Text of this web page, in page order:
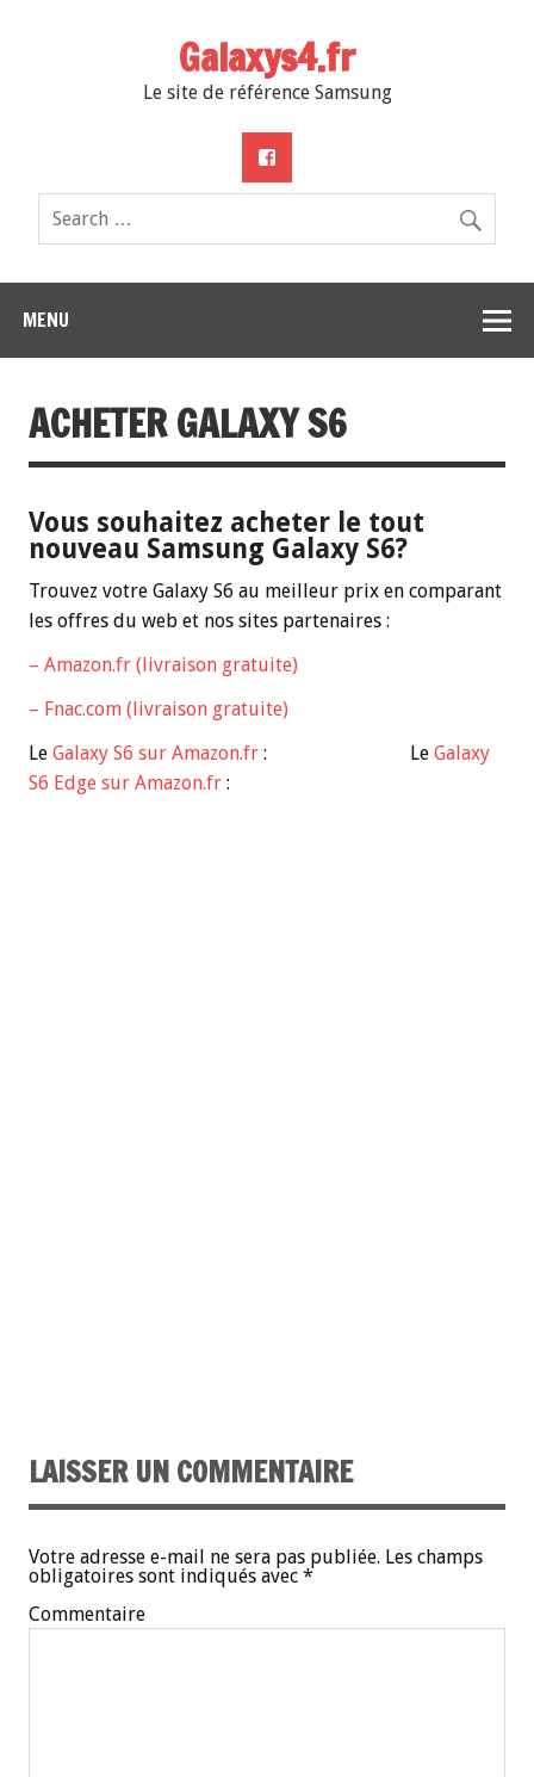
Galaxys4.fr
Le site de référence Samsung
MENU
ACHETER GALAXY S6
Vous souhaitez acheter le tout
nouveau Samsung Galaxy S6?
Trouvez votre Galaxy S6 au meilleur prix en comparant
les offres du web et nos sites partenaires :
– Amazon.fr (livraison gratuite)
– Fnac.com (livraison gratuite)
Le Galaxy S6 sur Amazon.fr : Le Galaxy
S6 Edge sur Amazon.fr :
LAISSER UN COMMENTAIRE
Votre adresse e-mail ne sera pas publiée. Les champs
obligatoires sont indiqués avec *
Commentaire